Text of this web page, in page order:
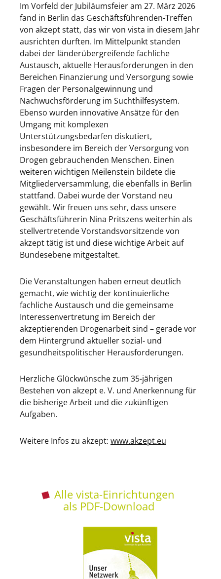
Im Vorfeld der Jubiläumsfeier am 27. März 2026
fand in Berlin das Geschäftsführenden-Treffen
von akzept statt, das wir von vista in diesem Jahr
ausrichten durften. Im Mittelpunkt standen
dabei der länderübergreifende fachliche
Austausch, aktuelle Herausforderungen in den
Bereichen Finanzierung und Versorgung sowie
Fragen der Personalgewinnung und
Nachwuchsförderung im Suchthilfesystem.
Ebenso wurden innovative Ansätze für den
Umgang mit komplexen
Unterstützungsbedarfen diskutiert,
insbesondere im Bereich der Versorgung von
Drogen gebrauchenden Menschen. Einen
weiteren wichtigen Meilenstein bildete die
Mitgliederversammlung, die ebenfalls in Berlin
stattfand. Dabei wurde der Vorstand neu
gewählt. Wir freuen uns sehr, dass unsere
Geschäftsführerin Nina Pritszens weiterhin als
stellvertretende Vorstandsvorsitzende von
akzept tätig ist und diese wichtige Arbeit auf
Bundesebene mitgestaltet.
Die Veranstaltungen haben erneut deutlich
gemacht, wie wichtig der kontinuierliche
fachliche Austausch und die gemeinsame
Interessenvertretung im Bereich der
akzeptierenden Drogenarbeit sind – gerade vor
dem Hintergrund aktueller sozial- und
gesundheitspolitischer Herausforderungen.
Herzliche Glückwünsche zum 35-jährigen
Bestehen von akzept e. V. und Anerkennung für
die bisherige Arbeit und die zukünftigen
Aufgaben.
Weitere Infos zu akzept: www.akzept.eu
Alle vista-Einrichtungen
als PDF-Download